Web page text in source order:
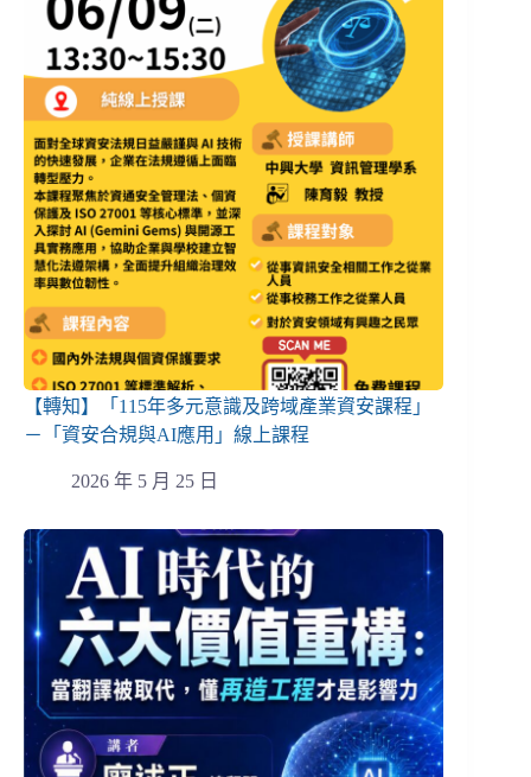
【轉知】「115年多元意識及跨域產業資安課程」
－「資安合規與AI應用」線上課程
2026 年 5 月 25 日